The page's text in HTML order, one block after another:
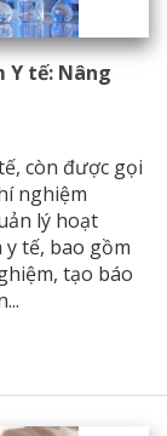
Y tế: Nâng
còn được gọi
nghiệm
lý hoạt
tế, bao gồm
tạo báo